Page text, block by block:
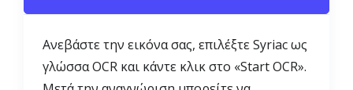
Ανεβάστε την εικόνα σας, επιλέξτε Syriac ως
γλώσσα OCR και κάντε κλικ στο «Start OCR».